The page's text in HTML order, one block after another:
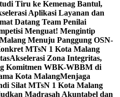
Tiru ke Kemenag Bantul,
Aplikasi Layanan dan
Datang Team Penilai
Menguat! Mengintip
Menuju Panggung OSN-
MTsN 1 Kota Malang
Akselerasi Zona Integritas,
Komitmen WBK-WBBM di
Kota MalangMenjaga
Silat MTsN 1 Kota Malang
Madrasah Akuntabel dan